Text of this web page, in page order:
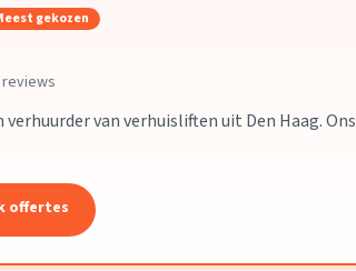
gekozen
reviews
van verhuisliften uit Den Haag. Ons
offertes